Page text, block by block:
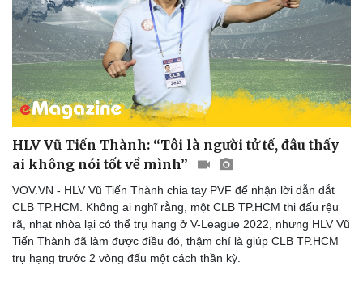
HLV Vũ Tiến Thành: “Tôi là người tử tế, đâu thấy
ai không nói tốt về mình”
VOV.VN - HLV Vũ Tiến Thành chia tay PVF để nhận lời dẫn dắt
CLB TP.HCM. Không ai nghĩ rằng, một CLB TP.HCM thi đấu rệu
rã, nhạt nhòa lại có thể trụ hạng ở V-League 2022, nhưng HLV Vũ
Tiến Thành đã làm được điều đó, thậm chí là giúp CLB TP.HCM
trụ hạng trước 2 vòng đấu một cách thần kỳ.